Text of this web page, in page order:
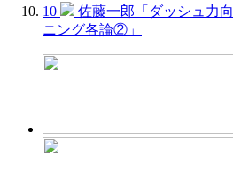
10
佐藤一郎「ダッシュ力
ニング各論②」